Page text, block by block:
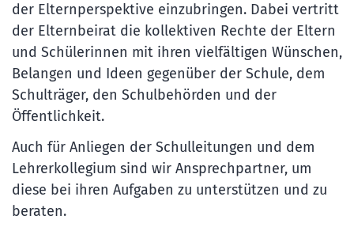
der Elternperspektive einzubringen. Dabei vertritt
der Elternbeirat die kollektiven Rechte der Eltern
und Schülerinnen mit ihren vielfältigen Wünschen,
Belangen und Ideen gegenüber der Schule, dem
Schulträger, den Schulbehörden und der
Öffentlichkeit.
Auch für Anliegen der Schulleitungen und dem
Lehrerkollegium sind wir Ansprechpartner, um
diese bei ihren Aufgaben zu unterstützen und zu
beraten.